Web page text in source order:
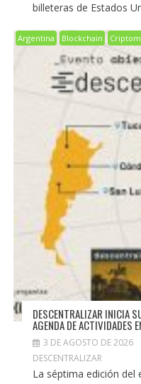
billeteras de Estados
Argentina Blockchain
DESCENTRALIZAR INICIA
AGENDA DE ACTIVIDADES
3 DE AGOSTO DE 2026
DESCENTRALIZAR
La séptima edición del